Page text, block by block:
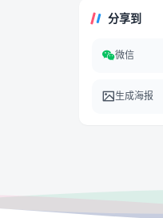
分享到
微信
生成海报